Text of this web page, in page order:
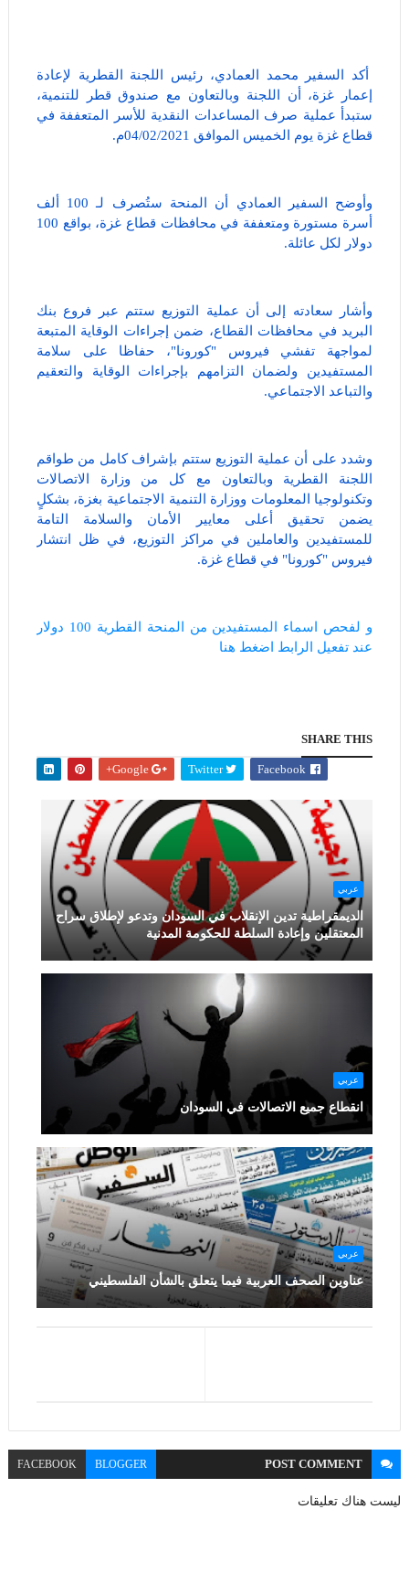
أكد السفير محمد العمادي، رئيس اللجنة القطرية لإعادة
إعمار غزة، أن اللجنة وبالتعاون مع صندوق قطر للتنمية،
ستبدأ عملية صرف المساعدات النقدية للأسر المتعففة في
قطاع غزة يوم الخميس الموافق 04/02/2021م.
وأوضح السفير العمادي أن المنحة ستُصرف لـ 100 ألف
أسرة مستورة ومتعففة في محافظات قطاع غزة، بواقع 100
دولار لكل عائلة.
وأشار سعادته إلى أن عملية التوزيع ستتم عبر فروع بنك
البريد في محافظات القطاع، ضمن إجراءات الوقاية المتبعة
لمواجهة تفشي فيروس "كورونا"، حفاظا على سلامة
المستفيدين ولضمان التزامهم بإجراءات الوقاية والتعقيم
والتباعد الاجتماعي.
وشدد على أن عملية التوزيع ستتم بإشراف كامل من طواقم
اللجنة القطرية وبالتعاون مع كل من وزارة الاتصالات
وتكنولوجيا المعلومات ووزارة التنمية الاجتماعية بغزة، بشكلٍ
يضمن تحقيق أعلى معايير الأمان والسلامة التامة
للمستفيدين والعاملين في مراكز التوزيع، في ظل انتشار
فيروس "كورونا" في قطاع غزة.
و لفحص اسماء المستفيدين من المنحة القطرية 100 دولار
عند تفعيل الرابط اضغط هنا
SHARE THIS
Facebook
Twitter
Google+
عربي
الديمقراطية تدين الإنقلاب في السودان وتدعو لإطلاق سراح
المعتقلين وإعادة السلطة للحكومة المدنية
عربي
انقطاع جميع الاتصالات في السودان
عربي
عناوين الصحف العربية فيما يتعلق بالشأن الفلسطيني
POSTCOMMENT
BLOGGER
FACEBOOK
ليست هناك تعليقات